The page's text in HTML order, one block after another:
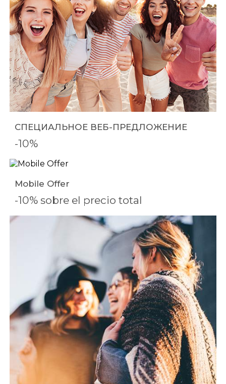
СПЕЦИАЛЬНОЕ ВЕБ-ПРЕДЛОЖЕНИЕ
-10%
Mobile Offer
-10% sobre el precio total